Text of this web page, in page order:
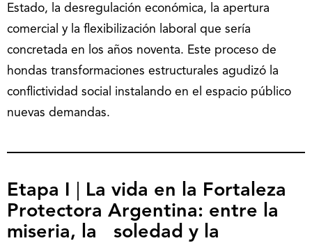
Estado, la desregulación económica, la apertura
comercial y la flexibilización laboral que sería
concretada en los años noventa. Este proceso de
hondas transformaciones estructurales agudizó la
conflictividad social instalando en el espacio público
nuevas demandas.
Etapa I
La vida en la Fortaleza
Protectora Argentina: entre la
miseria, la soledad y la